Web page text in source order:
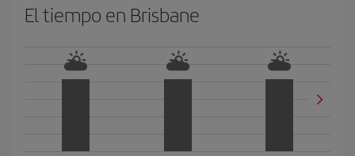
El tiempo en Brisbane